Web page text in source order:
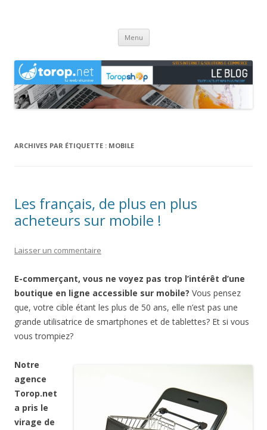
Menu Aller
contenu
ARCHIVES PAR ÉTIQUETTE : MOBILE
Les français, de plus en plus
acheteurs sur mobile !
Laisser un commentaire
E-commerçant, vous ne voyez pas trop l’intérêt d’une
boutique en ligne accessible sur mobile? Vous pensez
que, votre cible étant les plus de 50 ans, elle n’est pas une
grande utilisatrice de smartphones et de tablettes? Et si vous
vous trompiez?
Notre
agence
Torop.net
a pris le
virage de